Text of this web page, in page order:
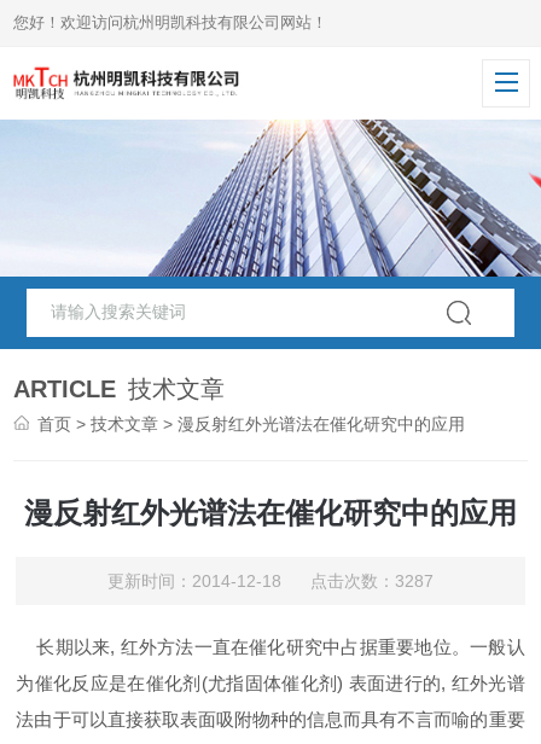
您好！欢迎访问杭州明凯科技有限公司网站！
ARTICLE 技术文章
首页 >技术文章 > 漫反射红外光谱法在催化研究中的应用
漫反射红外光谱法在催化研究中的应用
更新时间：2014-12-18 点击次数：3287
长期以来, 红外方法一直在催化研究中占据重要地位。一般认
为催化反应是在催化剂(尤指固体催化剂) 表面进行的, 红外光谱
法由于可以直接获取表面吸附物种的信息而具有不言而喻的重要